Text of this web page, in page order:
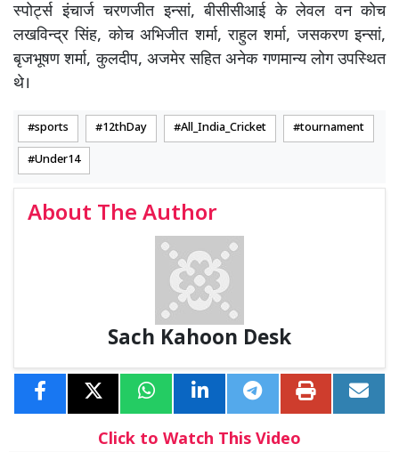
स्पोर्ट्स इंचार्ज चरणजीत इन्सां, बीसीसीआई के लेवल वन कोच
लखविन्द्र सिंह, कोच अभिजीत शर्मा, राहुल शर्मा, जसकरण इन्सां,
बृजभूषण शर्मा, कुलदीप, अजमेर सहित अनेक गणमान्य लोग उपस्थित
थे।
sports 12thDay All_India_Cricket tournament
Under14
About The Author
Sach Kahoon Desk
Click to Watch This Video